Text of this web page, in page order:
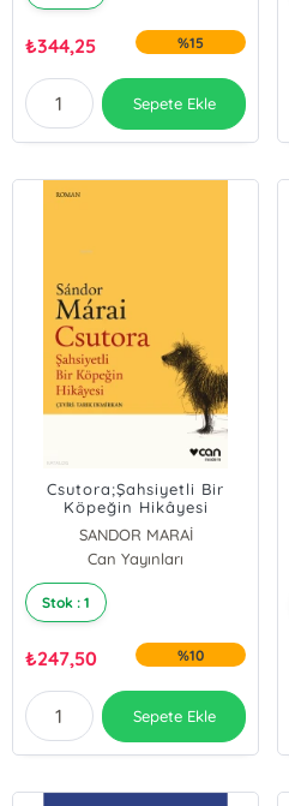
₺344,25 %15
Sepete Ekle
Csutora;Şahsiyetli Bir
Köpeğin Hikâyesi
SANDOR MARAİ
Can Yayınları
Stok : 1
₺247,50 %10
Sepete Ekle